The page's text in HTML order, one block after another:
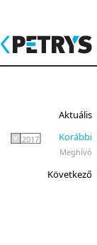
Aktuális
2017 Korábbi
Meghívó
Következő